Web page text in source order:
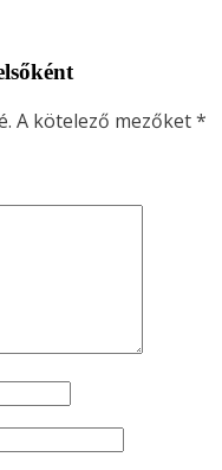
A kötelező mezőket*